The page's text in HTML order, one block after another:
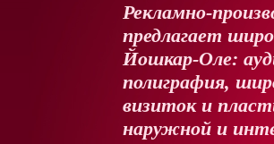
Рекламно-
предлагает
Йошкар-Оле:
полиграфия,
визиток и
наружной и